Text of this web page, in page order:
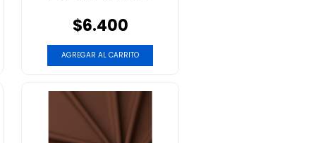
$6.400
AGREGAR AL CARRITO